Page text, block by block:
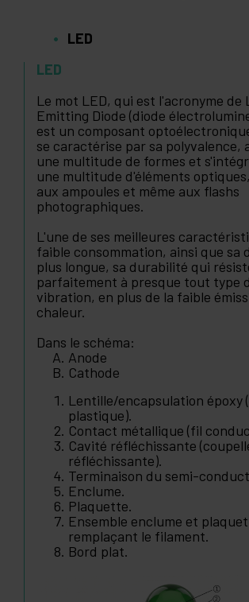
LED
LED
Le mot LED, qui est l'acronyme de
Emitting Diode (diode
est un composant
se caractérise par sa polyvalence,
une multitude de formes et
une multitude d'éléments
aux ampoules et même aux flashs
photographiques.
L'une de ses meilleures
faible consommation, ainsi que sa
plus longue, sa durabilité qui
parfaitement à presque tout type
vibration, en plus de la faible
chaleur.
Dans le schéma:
Anode
Cathode
Lentille/encapsulation époxy
plastique).
Contact métallique (fil
Cavité réfléchissante
réfléchissante).
Terminaison du semi-
Enclume.
Plaquette.
Ensemble enclume et
remplaçant le filament.
Bord plat.